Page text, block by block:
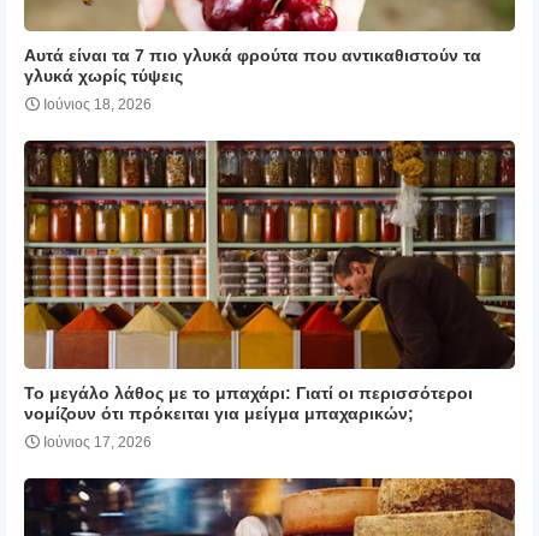
Αυτά είναι τα 7 πιο γλυκά φρούτα που αντικαθιστούν τα
γλυκά χωρίς τύψεις
Ιούνιος 18, 2026
Το μεγάλο λάθος με το μπαχάρι: Γιατί οι περισσότεροι
νομίζουν ότι πρόκειται για μείγμα μπαχαρικών;
Ιούνιος 17, 2026